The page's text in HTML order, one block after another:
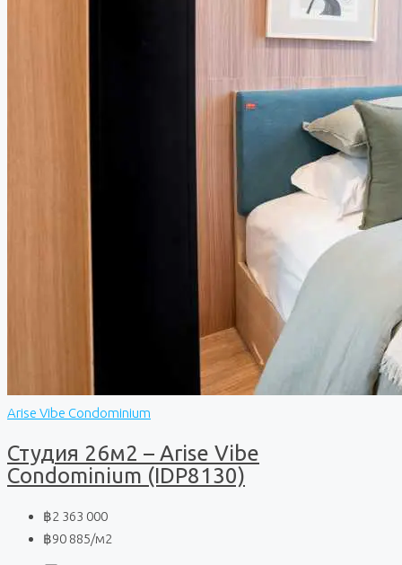
Arise Vibe Condominium
Студия 26м2 – Arise Vibe
Condominium (IDP8130)
฿2 363 000
฿90 885/м2